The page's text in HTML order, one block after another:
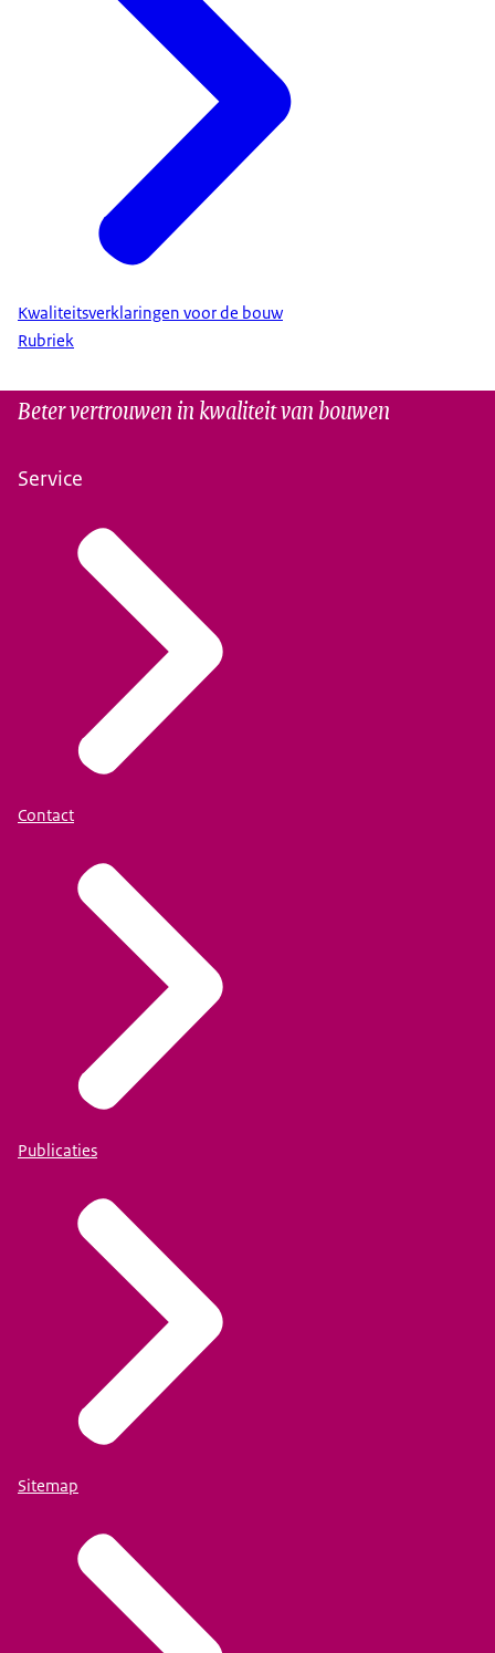
Kwaliteitsverklaringen voor de bouw
Rubriek
Beter vertrouwen in kwaliteit van bouwen
Service
Contact
Publicaties
Sitemap